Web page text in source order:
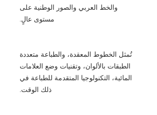
والخط العربي والصور الوطنية على
مستوى عالٍ.
تُمثل الخطوط المعقدة، والطباعة متعددة
الطبقات بالألوان، وتقنيات وضع العلامات
المائية، التكنولوجيا المتقدمة للطباعة في
ذلك الوقت.